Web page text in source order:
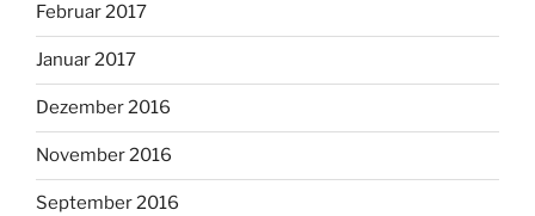
Februar 2017
Januar 2017
Dezember 2016
November 2016
September 2016